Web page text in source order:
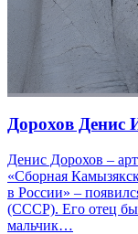
Дорохов Денис
Денис Дорохов –
«Сборная
в России» –
(СССР). Его отец
мальчик…